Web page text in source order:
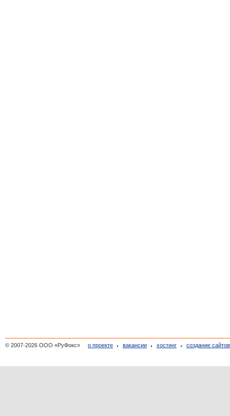
© 2007-2026 ООО «РуФокс» о проекте вакансии хостинг создание сайтов